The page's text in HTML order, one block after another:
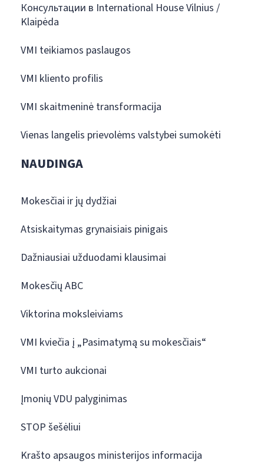
Консультации в International House Vilnius /
Klaipėda
VMI teikiamos paslaugos
VMI kliento profilis
VMI skaitmeninė transformacija
Vienas langelis prievolėms valstybei sumokėti
NAUDINGA
Mokesčiai ir jų dydžiai
Atsiskaitymas grynaisiais pinigais
Dažniausiai užduodami klausimai
Mokesčių ABC
Viktorina moksleiviams
VMI kviečia į „Pasimatymą su mokesčiais“
VMI turto aukcionai
Įmonių VDU palyginimas
STOP šešėliui
Krašto apsaugos ministerijos informacija